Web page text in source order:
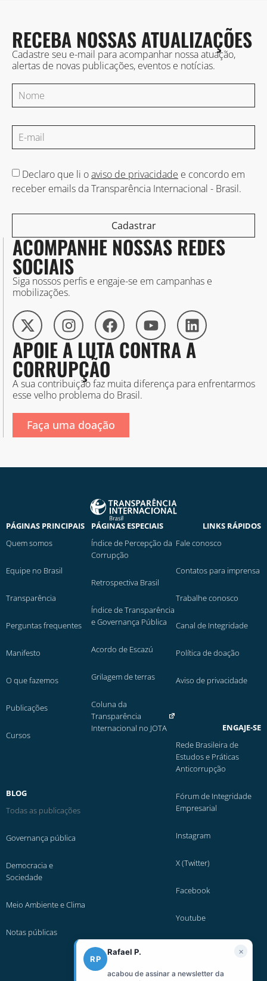
RECEBA NOSSAS ATUALIZAÇÕES
Cadastre seu e-mail para acompanhar nossa atuação,
alertas de novas publicações, eventos e notícias.
Declaro que li oaviso de privacidade e concordo em
receber emails da Transparência Internacional - Brasil.
Cadastrar
ACOMPANHE NOSSAS REDES
SOCIAIS
Siga nossos perfis e engaje-se em campanhas e
mobilizações.
APOIE A LUTA CONTRA A
CORRUPÇÃO
A sua contribuição faz muita diferença para enfrentarmos
esse velho problema do Brasil.
Faça uma doação
PÁGINAS PRINCIPAIS
Quem somos
Equipe no Brasil
Transparência
Perguntas frequentes
Manifesto
O que fazemos
Publicações
Cursos
BLOG
Todas as publicações
Governança pública
Democracia e
Sociedade
Meio Ambiente e Clima
Notas públicas
PÁGINAS ESPECIAIS
Índice de Percepção da
Corrupção
Retrospectiva Brasil
Índice de Transparência
e Governança Pública
Acordo de Escazú
Grilagem de terras
Coluna da
Transparência
Internacional no JOTA
LINKS RÁPIDOS
Fale conosco
Contatos para imprensa
Trabalhe conosco
Canal de Integridade
Política de doação
Aviso de privacidade
ENGAJE-SE
Rede Brasileira de
Estudos e Práticas
Anticorrupção
Fórum de Integridade
Empresarial
Instagram
X (Twitter)
Facebook
Youtube
Faça uma doação
RP
Rafael P.
acabou de assinar a newsletter da
×